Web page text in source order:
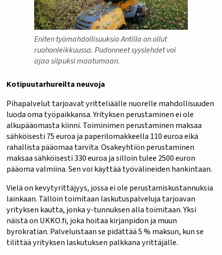
Eniten työmahdollisuuksia Antilla on ollut
ruohonleikkuussa. Pudonneet syyslehdet voi
ajaa silpuksi maatumaan.
Kotipuutarhureilta neuvoja
Pihapalvelut tarjoavat yritteliäälle nuorelle mahdollisuuden
luoda oma työpaikkansa. Yrityksen perustaminen ei ole
alkupääomasta kiinni. Toiminimen perustaminen maksaa
sähköisesti 75 euroa ja paperilomakkeella 110 euroa eikä
rahallista pääomaa tarvita. Osakeyhtiön perustaminen
maksaa sähköisesti 330 euroa ja silloin tulee 2500 euron
pääoma valmiina. Sen voi käyttää työvälineiden hankintaan.
Vielä on kevytyrittäjyys, jossa ei ole perustamiskustannuksia
lainkaan. Tällöin toimitaan laskutuspalveluja tarjoavan
yrityksen kautta, jonka y-tunnuksen alla toimitaan. Yksi
näistä on UKKO.fi, joka hoitaa kirjanpidon ja muun
byrokratian. Palveluistaan se pidättää 5 % maksun, kun se
tilittää yrityksen laskutuksen palkkana yrittäjälle.